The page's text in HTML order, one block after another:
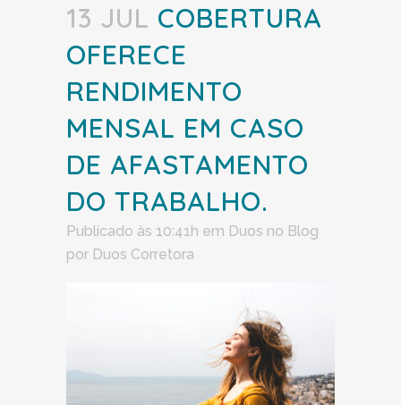
13 JUL COBERTURA
OFERECE
RENDIMENTO
MENSAL EM CASO
DE AFASTAMENTO
DO TRABALHO.
Publicado às 10:41h em Duos no Blog
por Duos Corretora